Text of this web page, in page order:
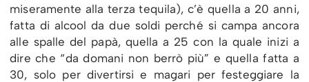
miseramente alla terza tequila), c’è quella a 20 anni,
fatta di alcool da due soldi perché si campa ancora
alle spalle del papà, quella a 25 con la quale inizi a
dire che “da domani non berrò più” e quella fatta a
30, solo per divertirsi e magari per festeggiare la